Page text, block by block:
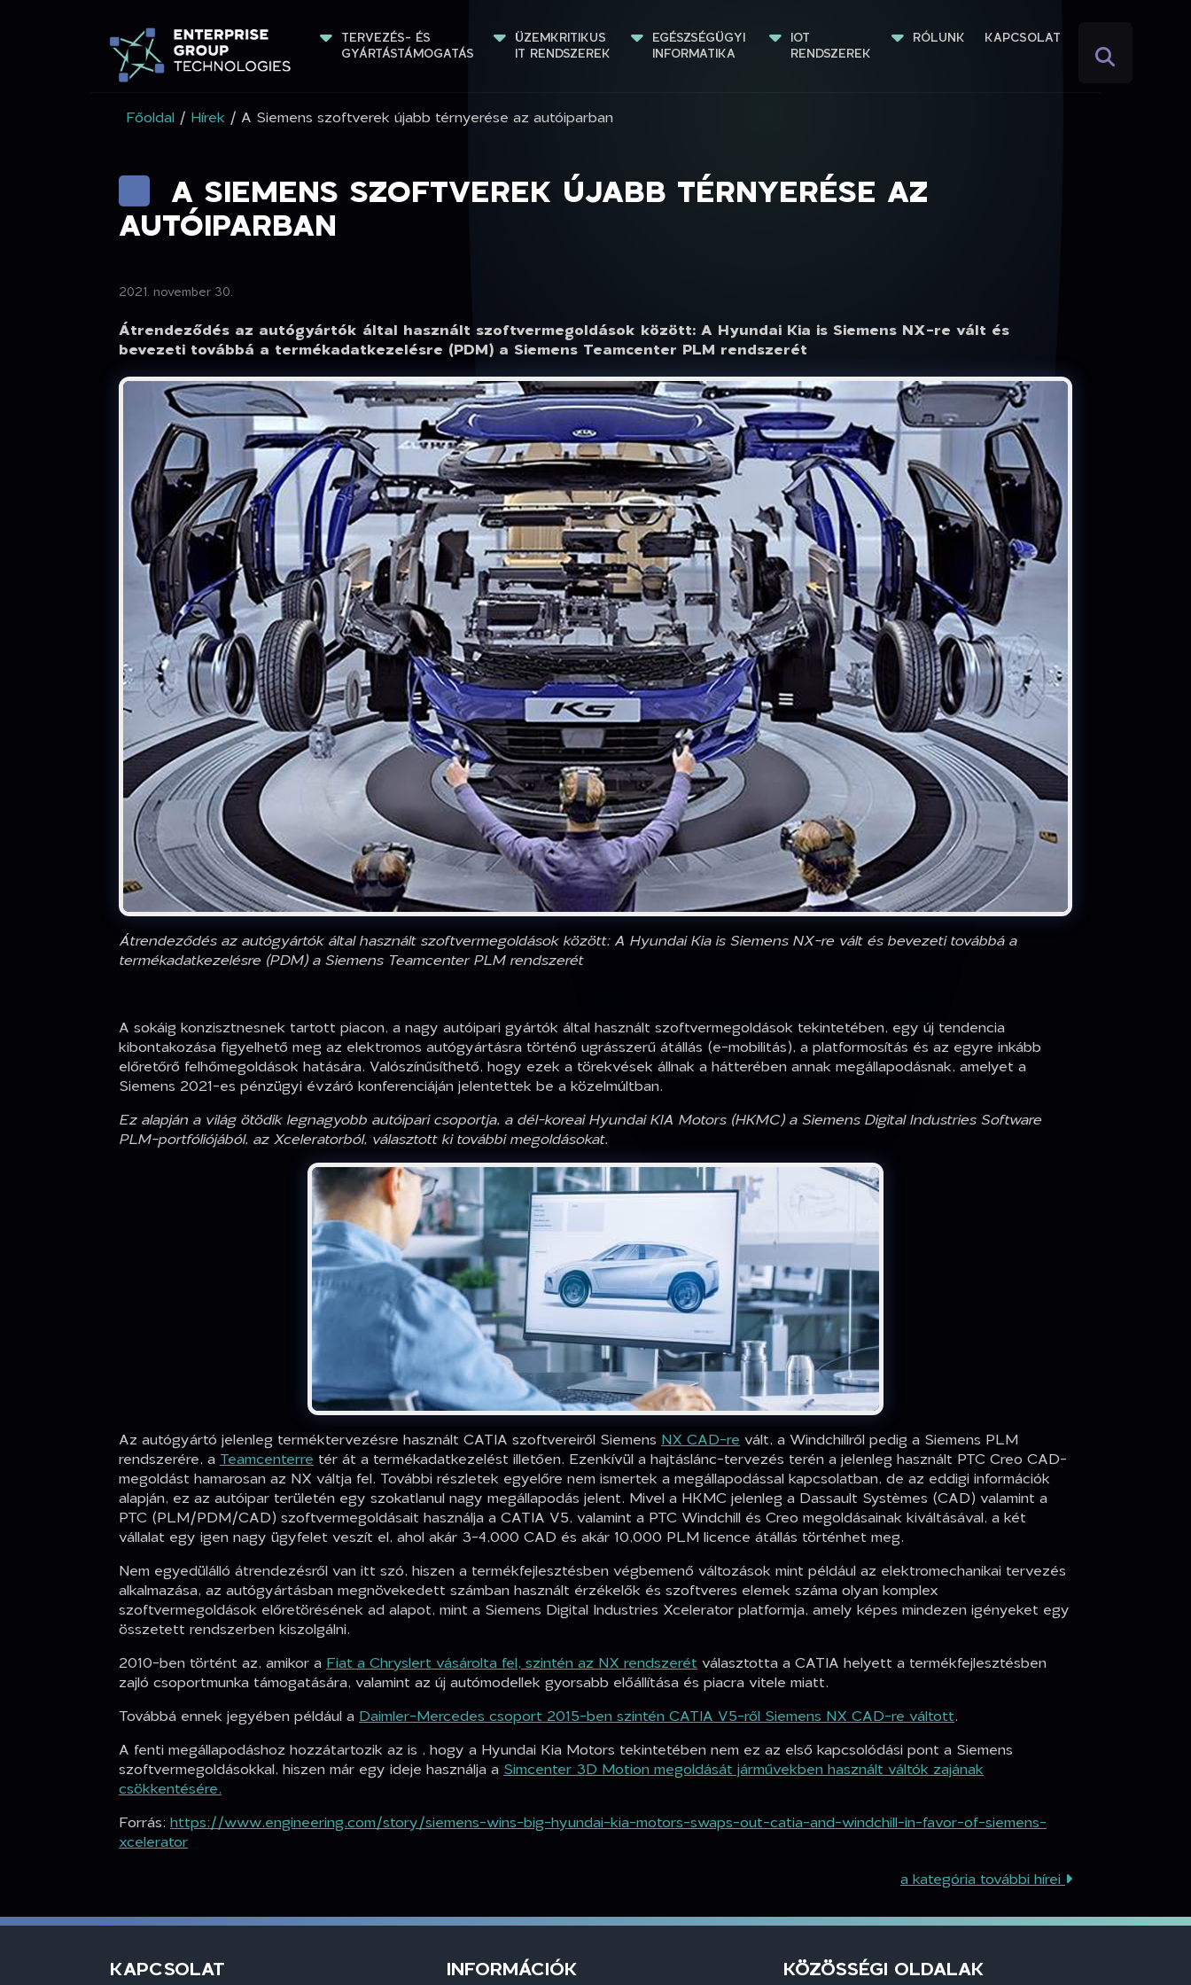
TERVEZÉS- ÉS
GYÁRTÁSTÁMOGATÁS
ÜZEMKRITIKUS
IT RENDSZEREK
EGÉSZSÉGÜGYI
INFORMATIKA
IOT
RENDSZEREK
RÓLUNK KAPCSOLAT
Főoldal / Hírek / A Siemens szoftverek újabb térnyerése az autóiparban
A SIEMENS SZOFTVEREK ÚJABB TÉRNYERÉSE AZ
AUTÓIPARBAN
2021. november 30.
Átrendeződés az autógyártók által használt szoftvermegoldások között: A Hyundai Kia is Siemens NX-re vált és
bevezeti továbbá a termékadatkezelésre (PDM) a Siemens Teamcenter PLM rendszerét
Átrendeződés az autógyártók által használt szoftvermegoldások között: A Hyundai Kia is Siemens NX-re vált és bevezeti továbbá a
termékadatkezelésre (PDM) a Siemens Teamcenter PLM rendszerét
A sokáig konzisztnesnek tartott piacon, a nagy autóipari gyártók által használt szoftvermegoldások tekintetében, egy új tendencia
kibontakozása figyelhető meg az elektromos autógyártásra történő ugrásszerű átállás (e-mobilitás), a platformosítás és az egyre inkább
előretőrő felhőmegoldások hatására. Valószínűsíthető, hogy ezek a törekvések állnak a hátterében annak megállapodásnak, amelyet a
Siemens 2021-es pénzügyi évzáró konferenciáján jelentettek be a közelmúltban.
Ez alapján a világ ötödik legnagyobb autóipari csoportja, a dél-koreai Hyundai KIA Motors (HKMC) a Siemens Digital Industries Software
PLM-portfóliójából, az Xceleratorból, választott ki további megoldásokat.
Az autógyártó jelenleg terméktervezésre használt CATIA szoftvereiről Siemens NX CAD-revált, a Windchillről pedig a Siemens PLM
rendszerére, a Teamcenterre tér át a termékadatkezelést illetően. Ezenkívül a hajtáslánc-tervezés terén a jelenleg használt PTC Creo CAD-
megoldást hamarosan az NX váltja fel. További részletek egyelőre nem ismertek a megállapodással kapcsolatban, de az eddigi információk
alapján, ez az autóipar területén egy szokatlanul nagy megállapodás jelent. Mivel a HKMC jelenleg a Dassault Systèmes (CAD) valamint a
PTC (PLM/PDM/CAD) szoftvermegoldásait használja a CATIA V5, valamint a PTC Windchill és Creo megoldásainak kiváltásával, a két
vállalat egy igen nagy ügyfelet veszít el, ahol akár 3-4,000 CAD és akár 10,000 PLM licence átállás történhet meg.
Nem egyedülálló átrendezésről van itt szó, hiszen a termékfejlesztésben végbemenő változások mint például az elektromechanikai tervezés
alkalmazása, az autógyártásban megnövekedett számban használt érzékelők és szoftveres elemek száma olyan komplex
szoftvermegoldások előretörésének ad alapot, mint a Siemens Digital Industries Xcelerator platformja, amely képes mindezen igényeket egy
összetett rendszerben kiszolgálni.
2010-ben történt az, amikor a Fiat a Chryslert vásárolta fel, szintén az NX rendszerétválasztotta a CATIA helyett a termékfejlesztésben
zajló csoportmunka támogatására, valamint az új autómodellek gyorsabb előállítása és piacra vitele miatt.
Továbbá ennek jegyében például a Daimler-Mercedes csoport 2015-ben szintén CATIA V5-ről Siemens NX CAD-re váltott.
A fenti megállapodáshoz hozzátartozik az is , hogy a Hyundai Kia Motors tekintetében nem ez az első kapcsolódási pont a Siemens
szoftvermegoldásokkal, hiszen már egy ideje használja a Simcenter 3D Motion megoldását járművekben használt váltók zajának
csökkentésére.
Forrás: https://www.engineering.com/story/siemens-wins-big-hyundai-kia-motors-swaps-out-catia-and-windchill-in-favor-of-siemens-
xcelerator
a kategória további hírei
KAPCSOLAT INFORMÁCIÓK KÖZÖSSÉGI OLDALAK